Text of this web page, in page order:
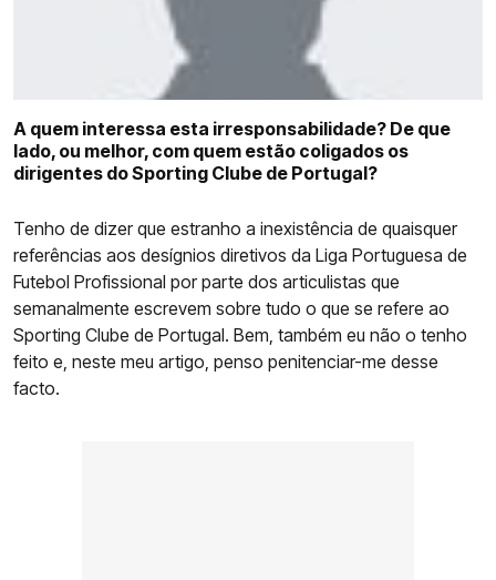
A quem interessa esta irresponsabilidade? De que
lado, ou melhor, com quem estão coligados os
dirigentes do Sporting Clube de Portugal?
Tenho de dizer que estranho a inexistência de quaisquer
referências aos desígnios diretivos da Liga Portuguesa de
Futebol Profissional por parte dos articulistas que
semanalmente escrevem sobre tudo o que se refere ao
Sporting Clube de Portugal. Bem, também eu não o tenho
feito e, neste meu artigo, penso penitenciar-me desse
facto.